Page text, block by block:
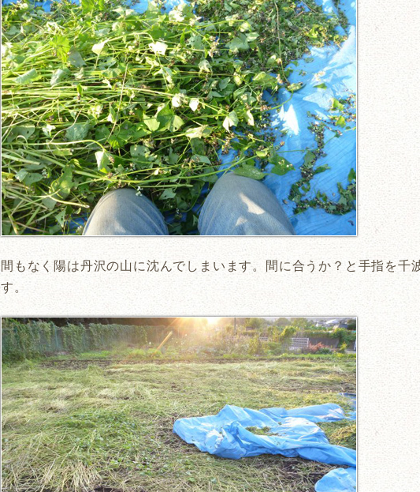
間もなく陽は丹沢の山に沈んでしまいます。間に合うか？と手指を千
す。